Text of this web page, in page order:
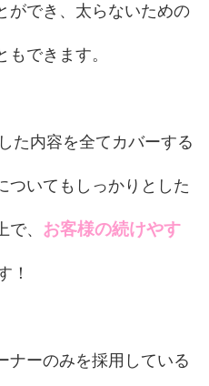
ができ、太らないための
できます。
た内容を全てカバーする
ついてもしっかりとした
、 お客様の続けやす
！
ナーのみを採用している